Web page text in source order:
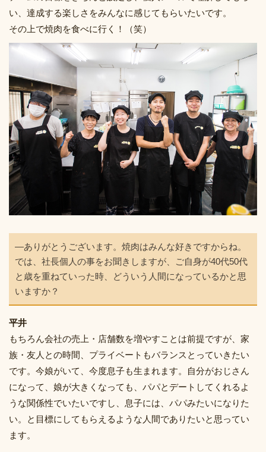
い、達成する楽しさをみんなに感じてもらいたいです。
その上で焼肉を食べに行く！（笑）
―ありがとうございます。焼肉はみんな好きですからね。
では、社長個人の事をお聞きしますが、ご自身が40代50代
と歳を重ねていった時、どういう人間になっているかと思
いますか？
平井
もちろん会社の売上・店舗数を増やすことは前提ですが、家
族・友人との時間、プライベートもバランスとっていきたい
です。今娘がいて、今度息子も生まれます。自分がおじさん
になって、娘が大きくなっても、パパとデートしてくれるよ
うな関係性でいたいですし、息子には、パパみたいになりた
い。と目標にしてもらえるような人間でありたいと思ってい
ます。